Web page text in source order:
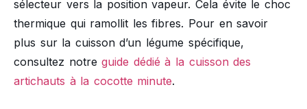
sélecteur vers la position vapeur. Cela évite le choc
thermique qui ramollit les fibres. Pour en savoir
plus sur la cuisson d’un légume spécifique,
consultez notreguide dédié à la cuisson des
artichauts à la cocotte minute.